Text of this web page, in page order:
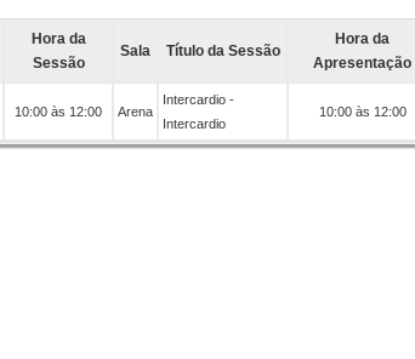
Hora da
Sessão
Sala Título da Sessão
Hora da
Apresentação
10:00 às 12:00 Arena
Intercardio -
Intercardio
10:00 às 12:00